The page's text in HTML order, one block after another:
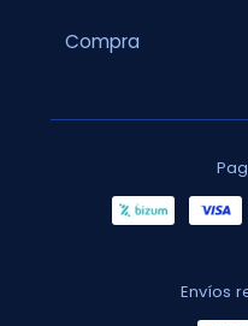
Compra
Envíos